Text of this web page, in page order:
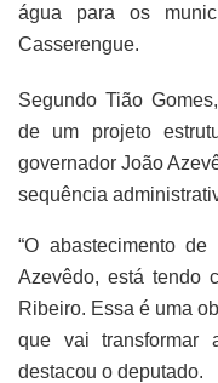
água para os
Casserengue.
Segundo Tião
de um projeto
governador João
sequência
“O abastecimento
Azevêdo, está tendo
Ribeiro. Essa é uma
que vai transformar
destacou o deputado.